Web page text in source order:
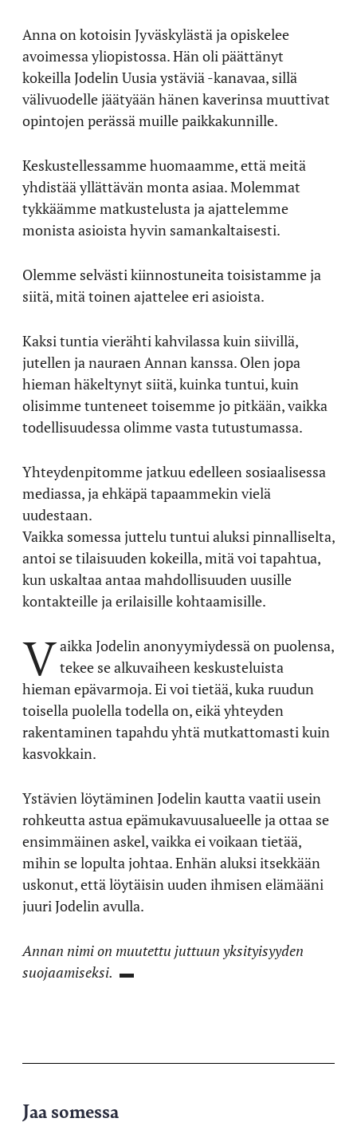
Anna on kotoisin Jyväskylästä ja opiskelee
avoimessa yliopistossa. Hän oli päättänyt
kokeilla Jodelin Uusia ystäviä -kanavaa, sillä
välivuodelle jäätyään hänen kaverinsa muuttivat
opintojen perässä muille paikkakunnille.
Keskustellessamme huomaamme, että meitä
yhdistää yllättävän monta asiaa. Molemmat
tykkäämme matkustelusta ja ajattelemme
monista asioista hyvin samankaltaisesti.
Olemme selvästi kiinnostuneita toisistamme ja
siitä, mitä toinen ajattelee eri asioista.
Kaksi tuntia vierähti kahvilassa kuin siivillä,
jutellen ja nauraen Annan kanssa. Olen jopa
hieman häkeltynyt siitä, kuinka tuntui, kuin
olisimme tunteneet toisemme jo pitkään, vaikka
todellisuudessa olimme vasta tutustumassa.
Yhteydenpitomme jatkuu edelleen sosiaalisessa
mediassa, ja ehkäpä tapaammekin vielä
uudestaan.
Vaikka somessa juttelu tuntui aluksi pinnalliselta,
antoi se tilaisuuden kokeilla, mitä voi tapahtua,
kun uskaltaa antaa mahdollisuuden uusille
kontakteille ja erilaisille kohtaamisille.
Vaikka Jodelin anonyymiydessä on puolensa,
tekee se alkuvaiheen keskusteluista
hieman epävarmoja. Ei voi tietää, kuka ruudun
toisella puolella todella on, eikä yhteyden
rakentaminen tapahdu yhtä mutkattomasti kuin
kasvokkain.
Ystävien löytäminen Jodelin kautta vaatii usein
rohkeutta astua epämukavuusalueelle ja ottaa se
ensimmäinen askel, vaikka ei voikaan tietää,
mihin se lopulta johtaa. Enhän aluksi itsekkään
uskonut, että löytäisin uuden ihmisen elämääni
juuri Jodelin avulla.
Annan nimi on muutettu juttuun yksityisyyden
suojaamiseksi. ▬
Jaa somessa